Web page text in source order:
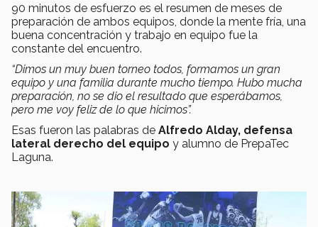
90 minutos de esfuerzo es el resumen de meses de
preparación de ambos equipos, donde la mente fría, una
buena concentración y trabajo en equipo fue la
constante del encuentro.
“Dimos un muy buen torneo todos, formamos un gran
equipo y una familia durante mucho tiempo. Hubo mucha
preparación, no se dio el resultado que esperábamos,
pero me voy feliz de lo que hicimos”.
Esas fueron las palabras de Alfredo Alday, defensa
lateral derecho del equipo y alumno de PrepaTec
Laguna.